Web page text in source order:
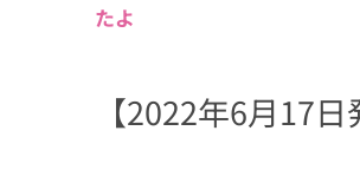
たよ
【2022年6月17